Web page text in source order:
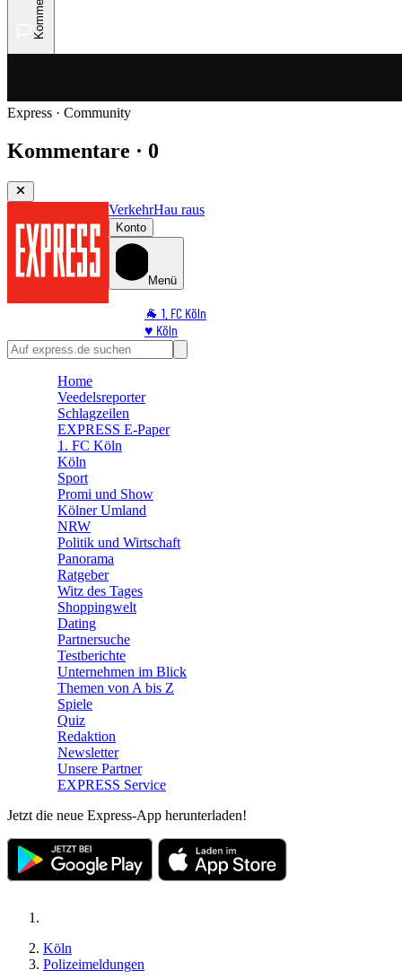
Express · Community
Kommentare · 0
VerkehrHau raus
Konto
Menü
🐐 1. FC Köln
♥️ Köln
⭐ Promi
🛒 Shoppingwelt
Home
Veedelsreporter
Schlagzeilen
EXPRESS E-Paper
1. FC Köln
Köln
Sport
Promi und Show
Kölner Umland
NRW
Politik und Wirtschaft
Panorama
Ratgeber
Witz des Tages
Shoppingwelt
Dating
Partnersuche
Testberichte
Unternehmen im Blick
Themen von A bis Z
Spiele
Quiz
Redaktion
Newsletter
Unsere Partner
EXPRESS Service
Jetzt die neue Express-App herunterladen!
Köln
Polizeimeldungen